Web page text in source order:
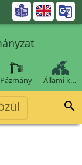

Pázmány Állami k…
